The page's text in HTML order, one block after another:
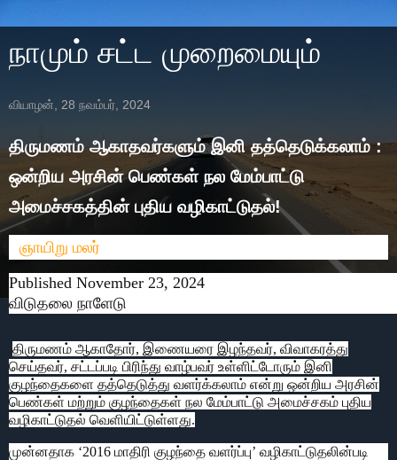
நாமும் சட்ட முறைமையும்
வியாழன், 28 நவம்பர், 2024
திருமணம் ஆகாதவர்களும் இனி தத்தெடுக்கலாம் :
ஒன்றிய அரசின் பெண்கள் நல மேம்பாட்டு
அமைச்சகத்தின் புதிய வழிகாட்டுதல்!
ஞாயிறு மலர்
விடுதலை நாளேடு
Published November 23, 2024
திருமணம் ஆகாதோர், இணையரை இழந்தவர், விவாகரத்து
செய்தவர், சட்டப்படி பிரிந்து வாழ்பவர் உள்ளிட்டோரும் இனி
குழந்தைகளை தத்தெடுத்து வளர்க்கலாம் என்று ஒன்றிய அரசின்
பெண்கள் மற்றும் குழந்தைகள் நல மேம்பாட்டு அமைச்சகம் புதிய
வழிகாட்டுதல் வெளியிட்டுள்ளது.
முன்னதாக ‘2016 மாதிரி குழந்தை வளர்ப்பு’ வழிகாட்டுதலின்படி